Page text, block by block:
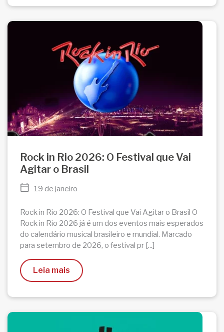
Rock in Rio 2026: O Festival que Vai
Agitar o Brasil
19 de janeiro
Rock in Rio 2026: O Festival que Vai Agitar o Brasil O
Rock in Rio 2026 já é um dos eventos mais esperados
do calendário musical brasileiro e mundial. Marcado
para setembro de 2026, o festival pr [...]
Leia mais